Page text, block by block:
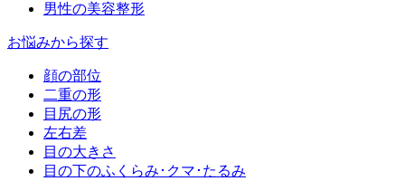
男性の美容整形
お悩みから探す
顔の部位
二重の形
目尻の形
左右差
目の大きさ
目の下のふくらみ･クマ･たるみ